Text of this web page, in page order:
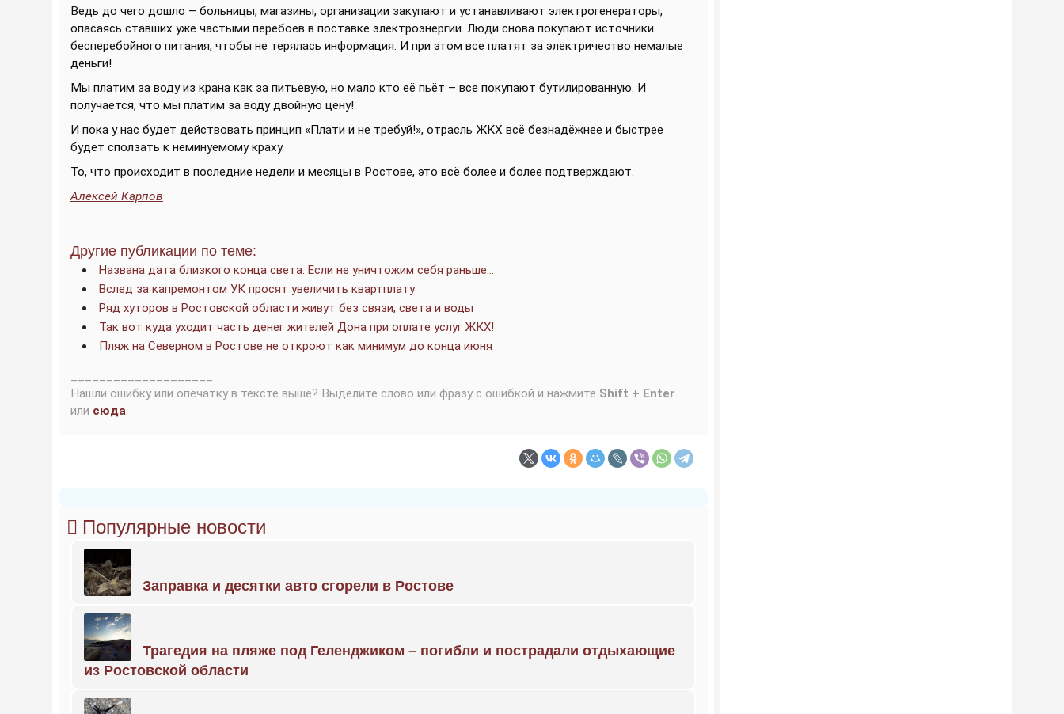
Ведь до чего дошло – больницы, магазины, организации закупают и устанавливают электрогенераторы,
опасаясь ставших уже частыми перебоев в поставке электроэнергии. Люди снова покупают источники
бесперебойного питания, чтобы не терялась информация. И при этом все платят за электричество немалые
деньги!
Мы платим за воду из крана как за питьевую, но мало кто её пьёт – все покупают бутилированную. И
получается, что мы платим за воду двойную цену!
И пока у нас будет действовать принцип «Плати и не требуй!», отрасль ЖКХ всё безнадёжнее и быстрее
будет сползать к неминуемому краху.
То, что происходит в последние недели и месяцы в Ростове, это всё более и более подтверждают.
Алексей Карпов
Другие публикации по теме:
Названа дата близкого конца света. Если не уничтожим себя раньше…
Вслед за капремонтом УК просят увеличить квартплату
Ряд хуторов в Ростовской области живут без связи, света и воды
Так вот куда уходит часть денег жителей Дона при оплате услуг ЖКХ!
Пляж на Северном в Ростове не откроют как минимум до конца июня
Нашли ошибку или опечатку в тексте выше? Выделите слово или фразу с ошибкой и нажмите Shift + Enter
или сюда.
Популярные новости
Заправка и десятки авто сгорели в Ростове
Трагедия на пляже под Геленджиком – погибли и пострадали отдыхающие
из Ростовской области